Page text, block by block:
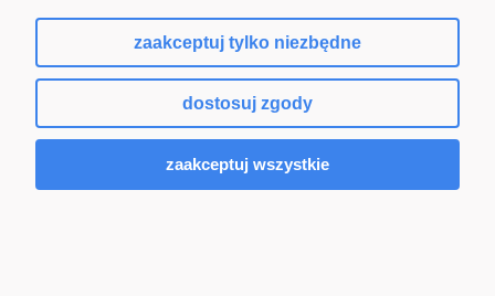
zaakceptuj tylko niezbędne
dostosuj zgody
zaakceptuj wszystkie